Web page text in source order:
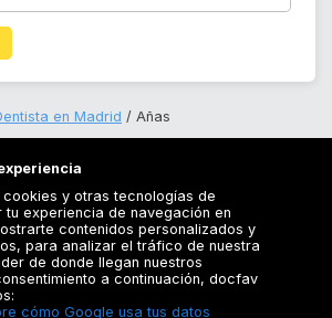
en Madrid Añas
Registrarse
y otras tecnologías de
experiencia de navegación en
contenidos personalizados y
para analizar el tráfico de nuestra
de donde llegan nuestros
a continuación, docfav
cómo Google usa tus datos